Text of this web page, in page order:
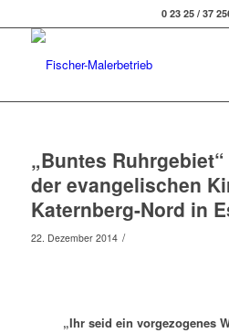
0 23 25 / 37
„Buntes
der evangelischen
Katernberg-Nord in
22. Dezember 2014 /
„Ihr seid ein vorgezogenes